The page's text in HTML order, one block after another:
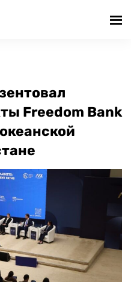
Freedom Bank